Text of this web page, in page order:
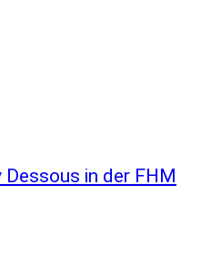
in der FHM